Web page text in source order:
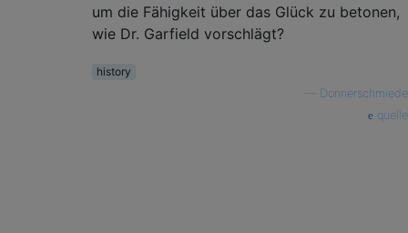
um die Fähigkeit über das Glück zu betonen,
wie Dr. Garfield vorschlägt?
history
Donnerschmiede
quelle